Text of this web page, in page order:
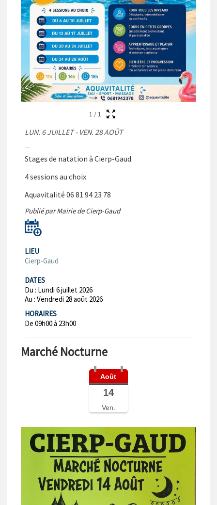
1 /1
LUN. 6 JUILLET - VEN. 28 AOÛT
Stages de natation à Cierp-Gaud
4 sessions au choix
Aquavitalité 06 81 94 23 78
Publié par Mairie de Cierp-Gaud
LIEU
Cierp-Gaud
DATES
Du : Lundi 6 juillet 2026
Au : Vendredi 28 août 2026
HORAIRES
De 09h00 à 23h00
Marché Nocturne
Août
14
Ven.